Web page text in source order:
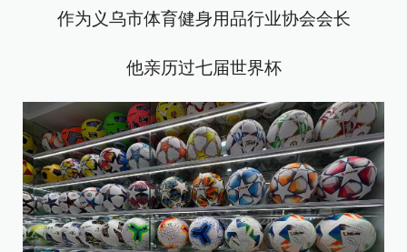
作为义乌市体育健身用品行业协会会长
他亲历过七届世界杯